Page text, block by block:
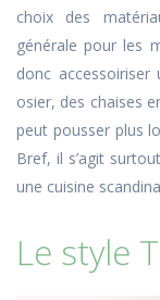
choix des
générale pour les
donc accessoiriser
osier, des chaises
peut pousser plus
Bref, il s’agit
une cuisine
Le style